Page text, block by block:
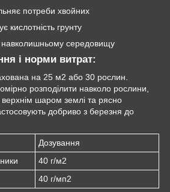
потреби хвойних
кислотність грунту
середовищу
і норми витрат:
на 25 м2 або 30 рослин.
розподілити навколо рослини,
верхнім шаром землі та рясно
добриво з березня до
Дозування
40 г/м2
40 г/мп2